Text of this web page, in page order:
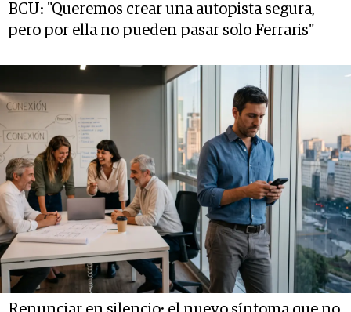
BCU: "Queremos crear una autopista segura,
pero por ella no pueden pasar solo Ferraris"